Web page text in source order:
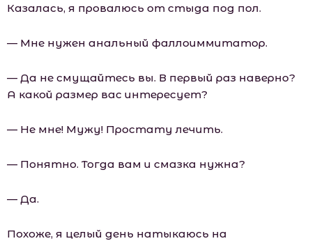
Казалась, я провалюсь от стыда под пол.
— Мне нужен анальный фаллоиммитатор.
— Да не смущайтесь вы. В первый раз наверно?
А какой размер вас интересует?
— Не мне! Мужу! Простату лечить.
— Понятно. Тогда вам и смазка нужна?
— Да.
Похоже, я целый день натыкаюсь на